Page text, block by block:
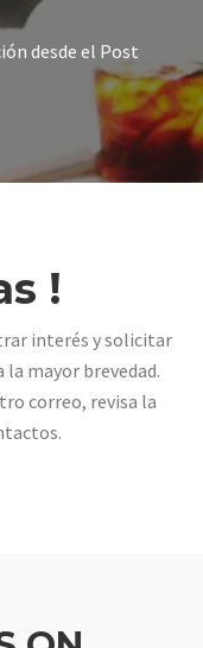
desde el Post
!
interés y solicitar
mayor brevedad.
correo, revisa la